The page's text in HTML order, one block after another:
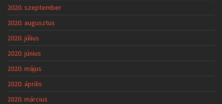
2020. szeptember
2020. augusztus
2020. július
2020. június
2020. május
2020. április
2020. március